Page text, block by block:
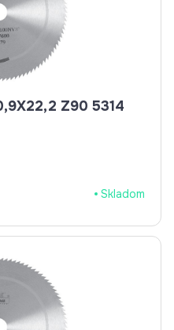
Z90 5314
Skladom